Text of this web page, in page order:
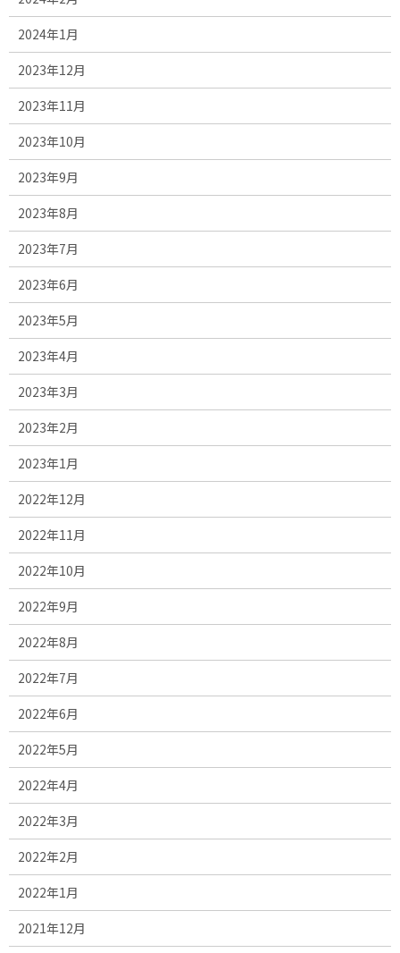
2024年1月
2023年12月
2023年11月
2023年10月
2023年9月
2023年8月
2023年7月
2023年6月
2023年5月
2023年4月
2023年3月
2023年2月
2023年1月
2022年12月
2022年11月
2022年10月
2022年9月
2022年8月
2022年7月
2022年6月
2022年5月
2022年4月
2022年3月
2022年2月
2022年1月
2021年12月